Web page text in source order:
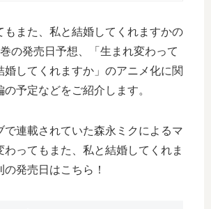
もまた、私と結婚してくれますかの
の発売日予想、「生まれ変わって
婚してくれますか」のアニメ化に関
予定などをご紹介します。
で連載されていた森永ミクによるマ
わってもまた、私と結婚してくれま
発売日はこちら！